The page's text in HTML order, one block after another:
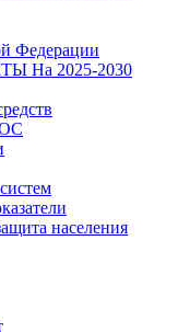
Федерации
На 2025-2030
населения